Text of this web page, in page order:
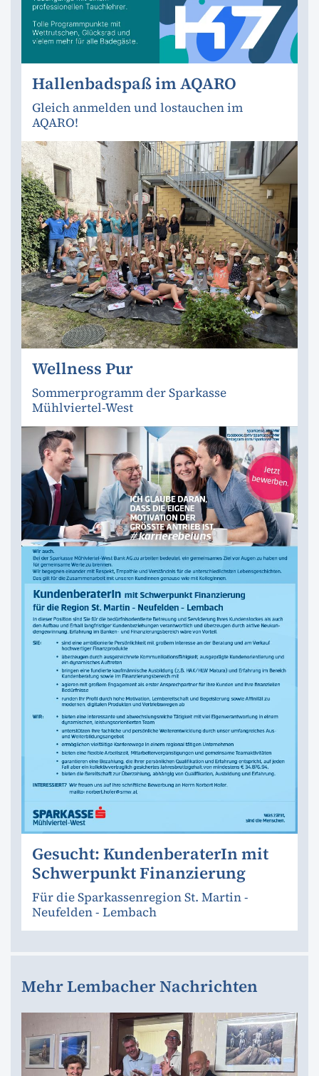
Hallenbadspaß im AQARO
Gleich anmelden und lostauchen im
AQARO!
Wellness Pur
Sommerprogramm der Sparkasse
Mühlviertel-West
Gesucht: KundenberaterIn mit
Schwerpunkt Finanzierung
Für die Sparkassenregion St. Martin -
Neufelden - Lembach
Mehr Lembacher Nachrichten